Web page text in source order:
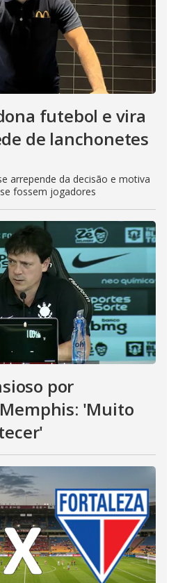
futebol e vira
de lanchonetes
arrepende da decisão e motiva
fossem jogadores
por
'Muito